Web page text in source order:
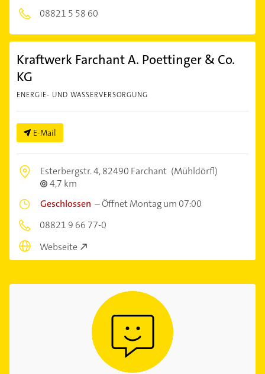
08821 5 58 60
Kraftwerk Farchant A. Poettinger & Co.
KG
ENERGIE- UND WASSERVERSORGUNG
E-Mail
Esterbergstr. 4,82490 Farchant (Mühldörfl)
4,7 km
Geschlossen –Öffnet Montag um 07:00
08821 9 66 77-0
Webseite